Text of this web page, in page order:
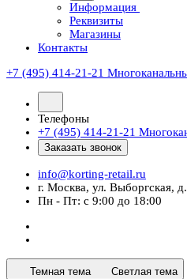
Информация
Реквизиты
Магазины
Контакты
+7 (495) 414-21-21
Телефоны
+7 (495) 414-21-21
Заказать звонок
info@korting-retail.ru
г. Москва, ул. Выборгская,
Пн - Пт: с 9:00 до 18:00
Темная тема Светлая тема